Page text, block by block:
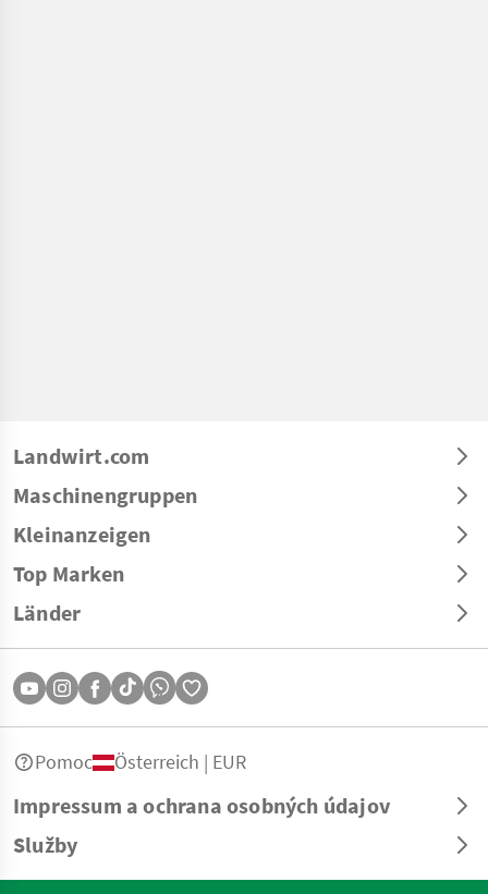
Landwirt.com
Maschinengruppen
Kleinanzeigen
Top Marken
Länder
Impressum a ochrana osobných údajov
Služby
Pomoc Österreich | EUR